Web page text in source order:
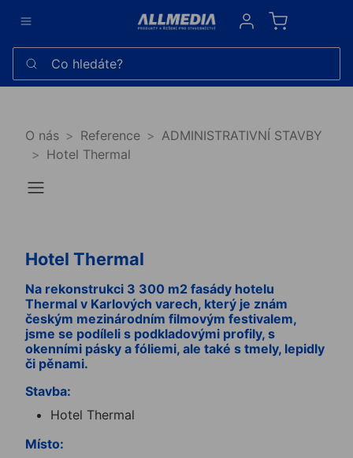
Sign in
Co hledáte?
O nás Reference
ADMINISTRATIVNÍ STAVBY
Hotel Thermal
Hotel Thermal
Na rekonstrukci 3 300 m2 fasády hotelu
Thermal v Karlových varech, který je znám
českým mezinárodním filmovým festivalem,
jsme se podíleli s podkladovými profily, s
okenními pásky a fóliemi, ale také s tmely, lepidly
či pěnami.
Stavba:
Hotel Thermal
Místo: